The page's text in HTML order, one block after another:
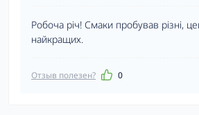
Робоча річ! Смаки пробував різні,
найкращих.
Отзыв полезен? 0